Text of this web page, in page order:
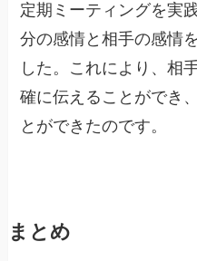
定期ミーティングを実
分の感情と相手の感情
した。これにより、相
確に伝えることができ
とができたのです。
まとめ